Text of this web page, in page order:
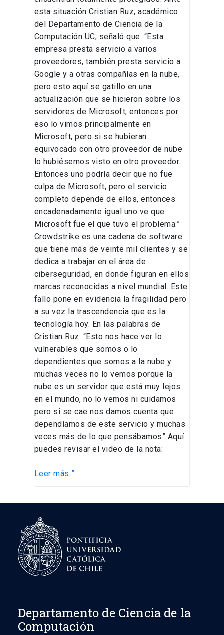
esta situación Cristian Ruz, académico
del Departamento de Ciencia de la
Computación UC, señaló que: “Esta
empresa presta servicio a varios
proveedores, también presta servicio a
Google y a otras compañías en la nube,
pero esto aquí se gatillo en una
actualización que se hicieron sobre los
servidores de Microsoft, entonces por
eso lo vimos principalmente en
Microsoft, pero si se hubieran
equivocado con otro proveedor de nube
lo hubiésemos visto en otro proveedor.
Entonces uno podría decir que no fue
culpa de Microsoft, pero el servicio
completo depende de ellos, entonces
encadenadamente igual uno ve que
Microsoft fue el que tuvo el problema.”
Crowdstrike es una cadena de software
que tiene más de veinte mil clientes y se
dedica a trabajar en el área de
ciberseguridad, en donde figuran en ellos
marcas reconocidas a nivel mundial. Este
fallo pone en evidencia la fragilidad pero
a su vez la trascendencia que es la
tecnología hoy. En las palabras de
Cristian Ruz: “Esto nos hace ver lo
vulnerables que somos o lo
dependientes que somos a la nube y
muchas veces no lo vemos porque la
nube es un servidor que está muy lejos
en el mundo, no lo vemos ni cuidamos
pero si se cae nos damos cuenta que
dependíamos de este servicio y muchas
veces más de lo que pensábamos” Aquí
puedes revisar el video de la nota:
Leer más ”
Departamento de Ciencia de la
Computación